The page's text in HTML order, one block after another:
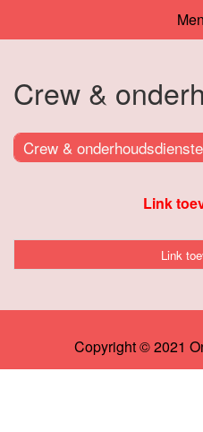
Crew &
Crew &
Link
Link
Copyright © 2021